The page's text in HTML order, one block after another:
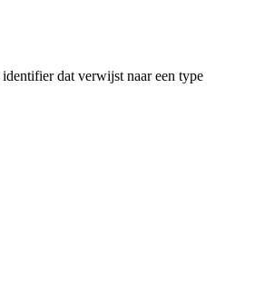
dat verwijst naar een type